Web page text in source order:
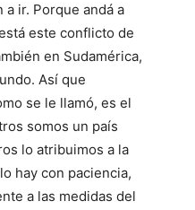
a ir. Porque andá a
este conflicto de
en Sudamérica,
Así que
se le llamó, es el
somos un país
lo atribuimos a la
hay con paciencia,
a las medidas del